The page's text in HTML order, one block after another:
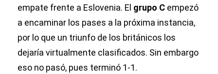
empate frente a Eslovenia. El grupo C empezó
a encaminar los pases a la próxima instancia,
por lo que un triunfo de los británicos los
dejaría virtualmente clasificados. Sin embargo
eso no pasó, pues terminó 1-1.